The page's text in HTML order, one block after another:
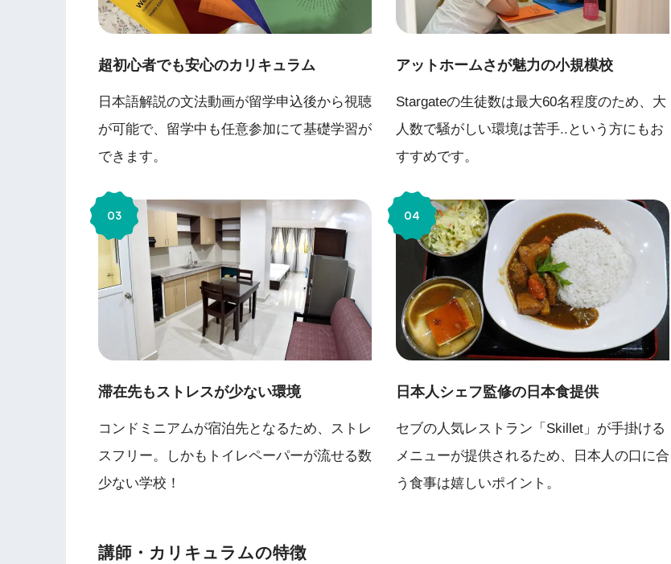
超初心者でも安心のカリキュラム
日本語解説の文法動画が留学申込後から視聴
が可能で、留学中も任意参加にて基礎学習が
できます。
アットホームさが魅力の小規模校
Stargateの生徒数は最大60名程度のため、大
人数で騒がしい環境は苦手..という方にもお
すすめです。
滞在先もストレスが少ない環境
コンドミニアムが宿泊先となるため、ストレ
スフリー。しかもトイレペーパーが流せる数
少ない学校！
日本人シェフ監修の日本食提供
セブの人気レストラン「Skillet」が手掛ける
メニューが提供されるため、日本人の口に合
う食事は嬉しいポイント。
講師・カリキュラムの特徴